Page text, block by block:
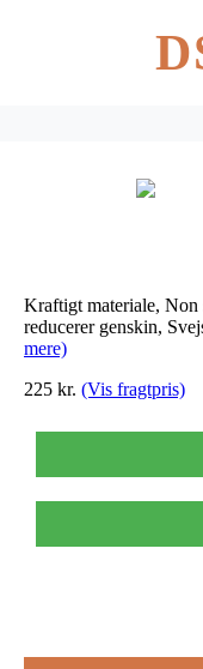
Kraftigt materiale, Non
reducerer genskin,
mere)
225 kr. (Vis fragtpris)